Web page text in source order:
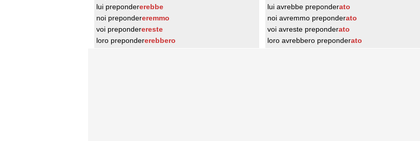
lui prepondererebbe
noi prepondereremmo
voi preponderereste
loro prepondererebbero
lui avrebbe preponderato
noi avremmo preponderato
voi avreste preponderato
loro avrebbero preponderato